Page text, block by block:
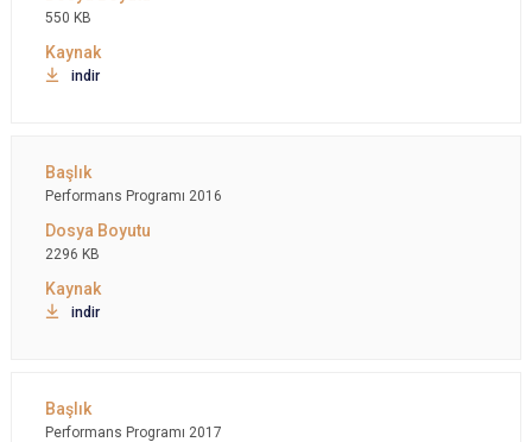
550 KB
indir
Performans Programı 2016
2296 KB
indir
Performans Programı 2017